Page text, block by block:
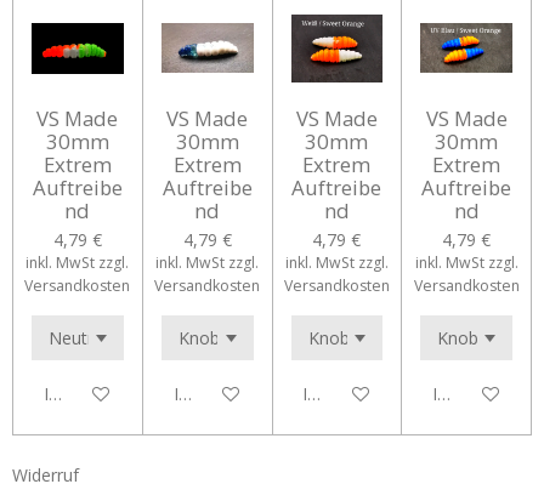
VS Made
30mm
Extrem
Auftreibe
nd
4,79 €
inkl. MwSt zzgl.
Versandkosten
In den Warenkorb
VS Made
30mm
Extrem
Auftreibe
nd
4,79 €
inkl. MwSt zzgl.
Versandkosten
In den Warenkorb
VS Made
30mm
Extrem
Auftreibe
nd
4,79 €
inkl. MwSt zzgl.
Versandkosten
In den Warenkorb
VS Made
30mm
Extrem
Auftreibe
nd
4,79 €
inkl. MwSt zzgl.
Versandkosten
In den
Widerruf